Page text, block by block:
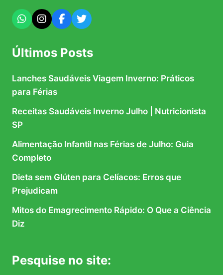
Últimos Posts
Lanches Saudáveis Viagem Inverno: Práticos
para Férias
Receitas Saudáveis Inverno Julho | Nutricionista
SP
Alimentação Infantil nas Férias de Julho: Guia
Completo
Dieta sem Glúten para Celíacos: Erros que
Prejudicam
Mitos do Emagrecimento Rápido: O Que a Ciência
Diz
Pesquise no site: